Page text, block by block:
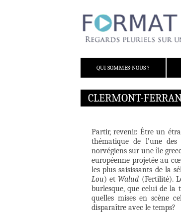
QUI SOMMES-NOUS ?
CLERMONT-
Partir, revenir. Être un
thématique de l’une
norvégiens sur une île
européenne projetée au
les plus saisissants de la
Lou) etWalud (Fertilité).
burlesque, que celui de la
quelles mises en scène
disparaître avec le temps?